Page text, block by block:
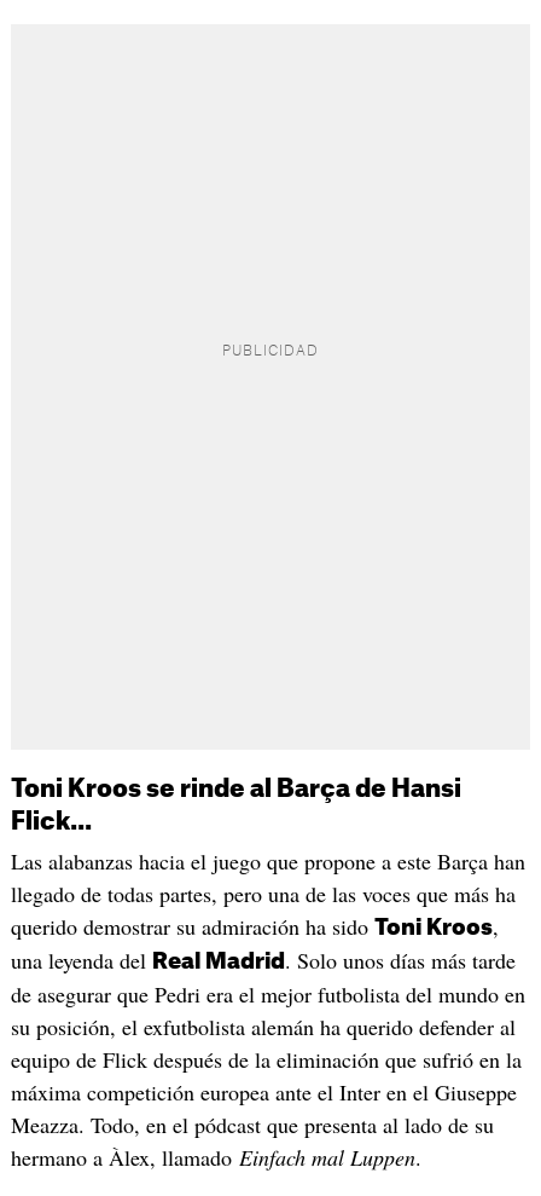
Toni Kroos se rinde al Barça de Hansi
Flick...
Las alabanzas hacia el juego que propone a este Barça han
llegado de todas partes, pero una de las voces que más ha
querido demostrar su admiración ha sido Toni Kroos,
una leyenda del Real Madrid . Solo unos días más tarde
de asegurar que Pedri era el mejor futbolista del mundo en
su posición, el exfutbolista alemán ha querido defender al
equipo de Flick después de la eliminación que sufrió en la
máxima competición europea ante el Inter en el Giuseppe
Meazza. Todo, en el pódcast que presenta al lado de su
hermano a Àlex, llamado Einfach mal Luppen.